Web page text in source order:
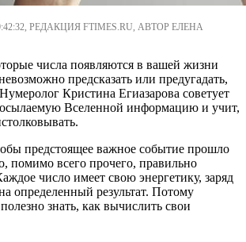
РЕДАКЦИЯ FTIMES.RU, АВТОР ЕЛЕНА
числа появляются в вашей жизни
предсказать или предугадать,
Кристина Егиазарова советует
Вселенной информацию и учит,
предстоящее важное событие прошло
помимо всего прочего, правильно
число имеет свою энергетику, заряд
определенный результат. Потому
знать, как вычислить свои